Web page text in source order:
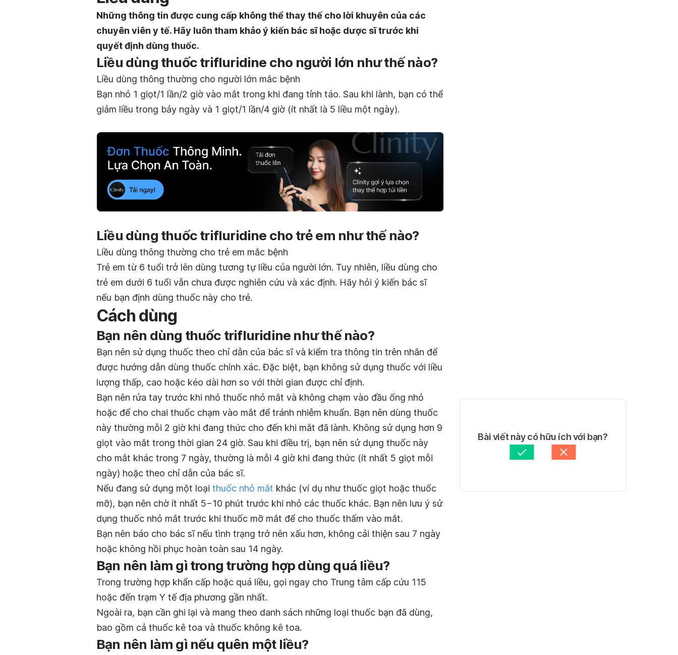
Những thông tin được cung cấp không thể thay thế cho lời khuyên của các
chuyên viên y tế. Hãy luôn tham khảo ý kiến bác sĩ hoặc dược sĩ trước khi
quyết định dùng thuốc.
Liều dùng thuốc trifluridine cho người lớn như thế nào?
Liều dùng thông thường cho người lớn mắc bệnh
Bạn nhỏ 1 giọt/1 lần/2 giờ vào mắt trong khi đang tỉnh táo. Sau khi lành, bạn có thể
giảm liều trong bảy ngày và 1 giọt/1 lần/4 giờ (ít nhất là 5 liều một ngày).
Liều dùng thuốc trifluridine cho trẻ em như thế nào?
Liều dùng thông thường cho trẻ em mắc bệnh
Trẻ em từ 6 tuổi trở lên dùng tương tự liều của người lớn. Tuy nhiên, liều dùng cho
trẻ em dưới 6 tuổi vẫn chưa được nghiên cứu và xác định. Hãy hỏi ý kiến bác sĩ
nếu bạn định dùng thuốc này cho trẻ.
Cách dùng
Bạn nên dùng thuốc trifluridine như thế nào?
Bạn nên sử dụng thuốc theo chỉ dẫn của bác sĩ và kiểm tra thông tin trên nhãn để
được hướng dẫn dùng thuốc chính xác. Đặc biệt, bạn không sử dụng thuốc với liều
lượng thấp, cao hoặc kéo dài hơn so với thời gian được chỉ định.
Bạn nên rửa tay trước khi nhỏ thuốc nhỏ mắt và không chạm vào đầu ống nhỏ
hoặc để cho chai thuốc chạm vào mắt để tránh nhiễm khuẩn. Bạn nên dùng thuốc
này thường mỗi 2 giờ khi đang thức cho đến khi mắt đã lành. Không sử dụng hơn 9
giọt vào mắt trong thời gian 24 giờ. Sau khi điều trị, bạn nên sử dụng thuốc này
cho mắt khác trong 7 ngày, thường là mỗi 4 giờ khi đang thức (ít nhất 5 giọt mỗi
ngày) hoặc theo chỉ dẫn của bác sĩ.
Nếu đang sử dụng một loại thuốc nhỏ mắt khác (ví dụ như thuốc giọt hoặc thuốc
mỡ), bạn nên chờ ít nhất 5−10 phút trước khi nhỏ các thuốc khác. Bạn nên lưu ý sử
dụng thuốc nhỏ mắt trước khi thuốc mỡ mắt để cho thuốc thấm vào mắt.
Bạn nên báo cho bác sĩ nếu tình trạng trở nên xấu hơn, không cải thiện sau 7 ngày
hoặc không hồi phục hoàn toàn sau 14 ngày.
Bạn nên làm gì trong trường hợp dùng quá liều?
Trong trường hợp khẩn cấp hoặc quá liều, gọi ngay cho Trung tâm cấp cứu 115
hoặc đến trạm Y tế địa phương gần nhất.
Ngoài ra, bạn cần ghi lại và mang theo danh sách những loại thuốc bạn đã dùng,
bao gồm cả thuốc kê toa và thuốc không kê toa.
Bạn nên làm gì nếu quên một liều?
Bài viết này có hữu ích với bạn?